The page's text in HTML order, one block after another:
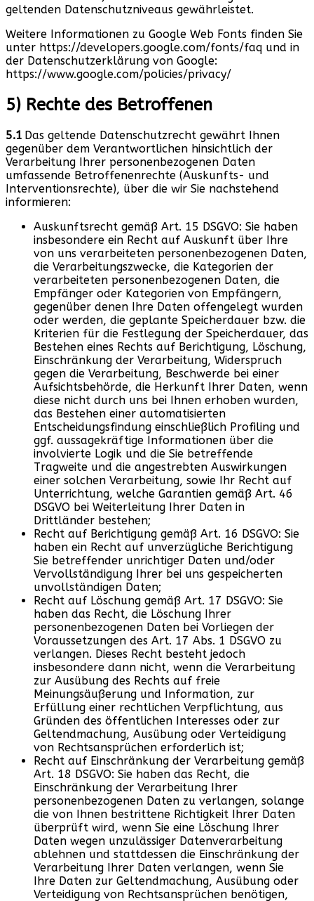
geltenden Datenschutzniveaus gewährleistet.
Weitere Informationen zu Google Web Fonts finden Sie
unter https://developers.google.com/fonts/faq und in
der Datenschutzerklärung von Google:
https://www.google.com/policies/privacy/
5) Rechte des Betroffenen
5.1 Das geltende Datenschutzrecht gewährt Ihnen
gegenüber dem Verantwortlichen hinsichtlich der
Verarbeitung Ihrer personenbezogenen Daten
umfassende Betroffenenrechte (Auskunfts- und
Interventionsrechte), über die wir Sie nachstehend
informieren:
Auskunftsrecht gemäß Art. 15 DSGVO: Sie haben
insbesondere ein Recht auf Auskunft über Ihre
von uns verarbeiteten personenbezogenen Daten,
die Verarbeitungszwecke, die Kategorien der
verarbeiteten personenbezogenen Daten, die
Empfänger oder Kategorien von Empfängern,
gegenüber denen Ihre Daten offengelegt wurden
oder werden, die geplante Speicherdauer bzw. die
Kriterien für die Festlegung der Speicherdauer, das
Bestehen eines Rechts auf Berichtigung, Löschung,
Einschränkung der Verarbeitung, Widerspruch
gegen die Verarbeitung, Beschwerde bei einer
Aufsichtsbehörde, die Herkunft Ihrer Daten, wenn
diese nicht durch uns bei Ihnen erhoben wurden,
das Bestehen einer automatisierten
Entscheidungsfindung einschließlich Profiling und
ggf. aussagekräftige Informationen über die
involvierte Logik und die Sie betreffende
Tragweite und die angestrebten Auswirkungen
einer solchen Verarbeitung, sowie Ihr Recht auf
Unterrichtung, welche Garantien gemäß Art. 46
DSGVO bei Weiterleitung Ihrer Daten in
Drittländer bestehen;
Recht auf Berichtigung gemäß Art. 16 DSGVO: Sie
haben ein Recht auf unverzügliche Berichtigung
Sie betreffender unrichtiger Daten und/oder
Vervollständigung Ihrer bei uns gespeicherten
unvollständigen Daten;
Recht auf Löschung gemäß Art. 17 DSGVO: Sie
haben das Recht, die Löschung Ihrer
personenbezogenen Daten bei Vorliegen der
Voraussetzungen des Art. 17 Abs. 1 DSGVO zu
verlangen. Dieses Recht besteht jedoch
insbesondere dann nicht, wenn die Verarbeitung
zur Ausübung des Rechts auf freie
Meinungsäußerung und Information, zur
Erfüllung einer rechtlichen Verpflichtung, aus
Gründen des öffentlichen Interesses oder zur
Geltendmachung, Ausübung oder Verteidigung
von Rechtsansprüchen erforderlich ist;
Recht auf Einschränkung der Verarbeitung gemäß
Art. 18 DSGVO: Sie haben das Recht, die
Einschränkung der Verarbeitung Ihrer
personenbezogenen Daten zu verlangen, solange
die von Ihnen bestrittene Richtigkeit Ihrer Daten
überprüft wird, wenn Sie eine Löschung Ihrer
Daten wegen unzulässiger Datenverarbeitung
ablehnen und stattdessen die Einschränkung der
Verarbeitung Ihrer Daten verlangen, wenn Sie
Ihre Daten zur Geltendmachung, Ausübung oder
Verteidigung von Rechtsansprüchen benötigen,